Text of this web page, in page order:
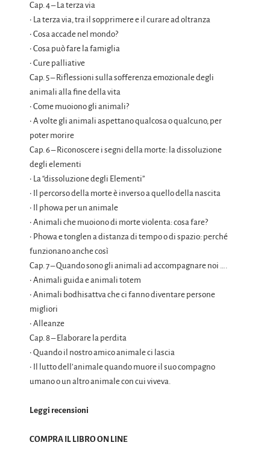
Cap. 4 – La terza via
• La terza via, tra il sopprimere e il curare ad oltranza
• Cosa accade nel mondo?
• Cosa può fare la famiglia
• Cure palliative
Cap. 5 – Riflessioni sulla sofferenza emozionale degli
animali alla fine della vita
• Come muoiono gli animali?
• A volte gli animali aspettano qualcosa o qualcuno, per
poter morire
Cap. 6 – Riconoscere i segni della morte: la dissoluzione
degli elementi
• La “dissoluzione degli Elementi”
• Il percorso della morte è inverso a quello della nascita
• Il phowa per un animale
• Animali che muoiono di morte violenta: cosa fare?
• Phowa e tonglen a distanza di tempo o di spazio: perché
funzionano anche così
Cap. 7 – Quando sono gli animali ad accompagnare noi ….
• Animali guida e animali totem
• Animali bodhisattva che ci fanno diventare persone
migliori
• Alleanze
Cap. 8 – Elaborare la perdita
• Quando il nostro amico animale ci lascia
• Il lutto dell’animale quando muore il suo compagno
umano o un altro animale con cui viveva.
Leggi recensioni
COMPRA IL LIBRO ON LINE